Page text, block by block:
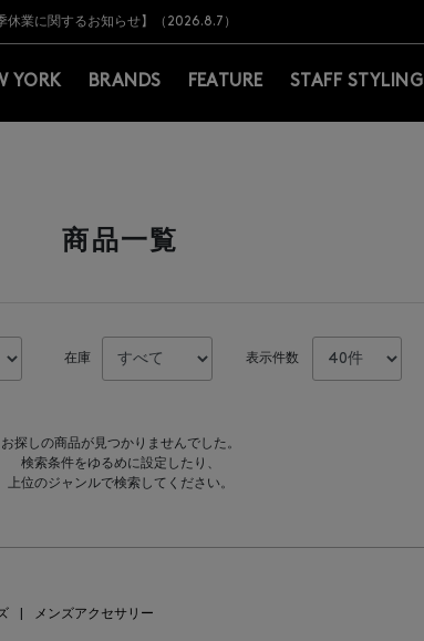
）以上のお買上げで常時送料無料！お買い物の際は会員登録を！
のお知らせ】(2026.8.7)
休業に関するお知らせ】（2026.8.7）
停止のお知らせ】（2026.8.5）
るお荷物のお届けについて
ご案内・ご注意事項
）以上のお買上げで常時送料無料！お買い物の際は会員登録を！
のお知らせ】(2026.8.7)
YORK BRANDS FEATURE STAFF STYLING
商品一覧
在庫 表示件数
お探しの商品が見つかりませんでした。
検索条件をゆるめに設定したり、
上位のジャンルで検索してください。
メンズアクセサリー